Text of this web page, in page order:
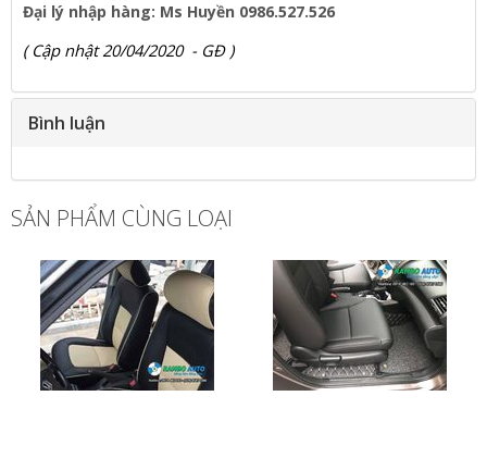
Đại lý nhập hàng: Ms Huyền 0986.527.526
( Cập nhật 20/04/2020 - GĐ )
Bình luận
SẢN PHẨM CÙNG LOẠI